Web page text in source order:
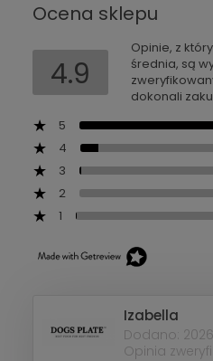
Ocena sklepu
4.9
Opinie, z
średnia, są
dokonali
5
4
3
2
1
Izabella
Dodano:
Opinia